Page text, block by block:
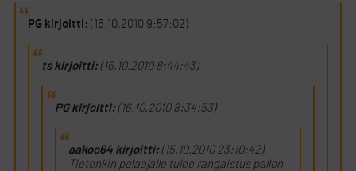
PG kirjoitti: (16.10.2010 9:57:02)
ts kirjoitti:(16.10.2010 8:44:43)
PG kirjoitti:(16.10.2010 8:34:53)
aakoo64 kirjoitti:(15.10.2010 23:10:42)
Tietenkin pelaajalle tulee rangaistus pallon